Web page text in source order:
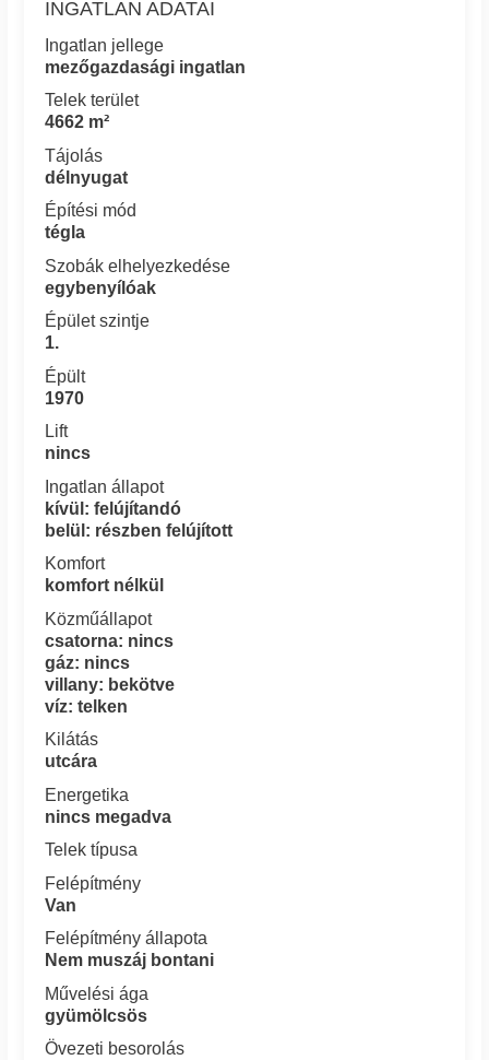
INGATLAN ADATAI
Ingatlan jellege
mezőgazdasági ingatlan
Telek terület
4662 m²
Tájolás
délnyugat
Építési mód
tégla
Szobák elhelyezkedése
egybenyílóak
Épület szintje
1.
Épült
1970
Lift
nincs
Ingatlan állapot
kívül: felújítandó
belül: részben felújított
Komfort
komfort nélkül
Közműállapot
csatorna: nincs
gáz: nincs
villany: bekötve
víz: telken
Kilátás
utcára
Energetika
nincs megadva
Telek típusa
Felépítmény
Van
Felépítmény állapota
Nem muszáj bontani
Művelési ága
gyümölcsös
Övezeti besorolás